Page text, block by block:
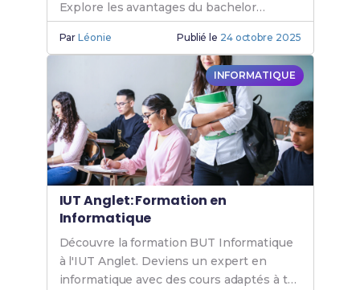
Explore les avantages du bachelor
informatique Paris et les opportunités de
formation en informatique.
ParLéonie Publié le 24 octobre 2025
INFORMATIQUE
IUT Anglet: Formation en
Informatique
Découvre la formation BUT Informatique
à l'IUT Anglet. Deviens un expert en
informatique avec des cours adaptés à tes